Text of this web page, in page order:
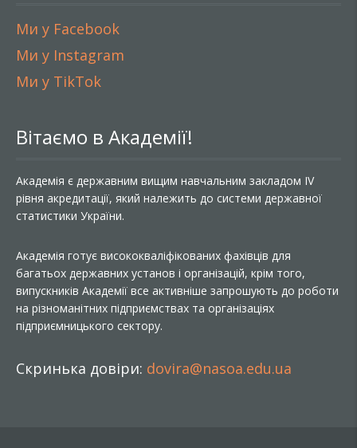
Ми у Facebook
Ми у Instagram
Ми у TikTok
Вітаємо в Академії!
Академія є державним вищим навчальним закладом IV
рівня акредитації, який належить до системи державної
статистики України.
Академія готує висококваліфікованих фахівців для
багатьох державних установ і організацій, крім того,
випускників Академії все активніше запрошують до роботи
на різноманітних підприємствах та організаціях
підприємницького сектору.
Скринька довіри: dovira@nasoa.edu.ua